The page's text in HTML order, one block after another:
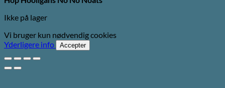
Ikke på lager
Vi bruger kun nødvendig cookies
Yderligere info
Accepter